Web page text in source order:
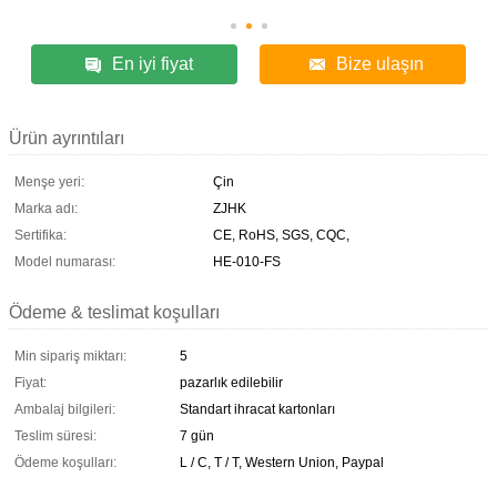
En iyi fiyat Bize ulaşın
Ürün ayrıntıları
Menşe yeri:
Çin
Marka adı:
ZJHK
Sertifika:
CE, RoHS, SGS, CQC,
Model numarası:
HE-010-FS
Ödeme & teslimat koşulları
Min sipariş miktarı:
5
Fiyat:
pazarlık edilebilir
Ambalaj bilgileri:
Standart ihracat kartonları
Teslim süresi:
7 gün
Ödeme koşulları:
L / C, T / T, Western Union, Paypal